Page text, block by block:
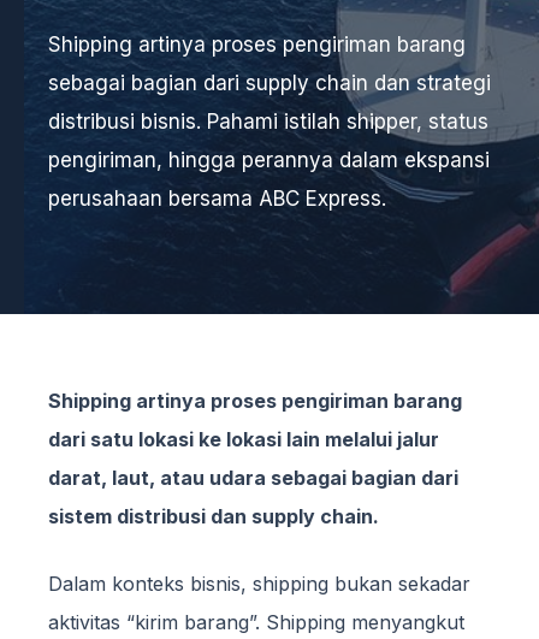
Shipping artinya proses pengiriman barang
sebagai bagian dari supply chain dan strategi
distribusi bisnis. Pahami istilah shipper, status
pengiriman, hingga perannya dalam ekspansi
perusahaan bersama ABC Express.
Shipping artinya proses pengiriman barang
dari satu lokasi ke lokasi lain melalui jalur
darat, laut, atau udara sebagai bagian dari
sistem distribusi dan supply chain.
Dalam konteks bisnis, shipping bukan sekadar
aktivitas “kirim barang”. Shipping menyangkut